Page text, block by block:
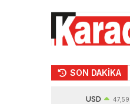
SON DAKİKA
47,59 0,05%